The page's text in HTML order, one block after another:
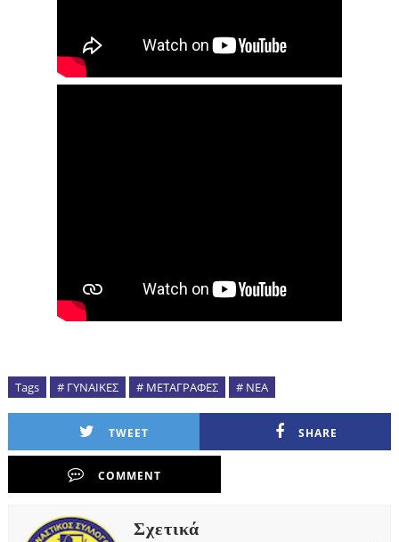
Tags # ΓΥΝΑΙΚΕΣ # ΜΕΤΑΓΡΑΦΕΣ # ΝΕΑ
TWEET SHARE
COMMENT
Σχετικά